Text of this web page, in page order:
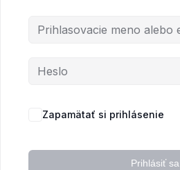
Zapamätať si prihlásenie
Prihlásiť sa